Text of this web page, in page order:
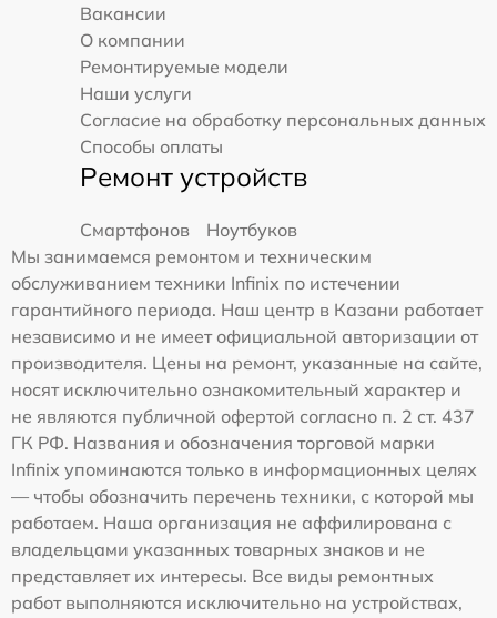
Вакансии
О компании
Ремонтируемые модели
Наши услуги
Согласие на обработку персональных данных
Способы оплаты
Ремонт устройств
Смартфонов
Ноутбуков
Мы занимаемся ремонтом и техническим
обслуживанием техники Infinix по истечении
гарантийного периода. Наш центр в Казани работает
независимо и не имеет официальной авторизации от
производителя. Цены на ремонт, указанные на сайте,
носят исключительно ознакомительный характер и
не являются публичной офертой согласно п. 2 ст. 437
ГК РФ. Названия и обозначения торговой марки
Infinix упоминаются только в информационных целях
— чтобы обозначить перечень техники, с которой мы
работаем. Наша организация не аффилирована с
владельцами указанных товарных знаков и не
представляет их интересы. Все виды ремонтных
работ выполняются исключительно на устройствах,